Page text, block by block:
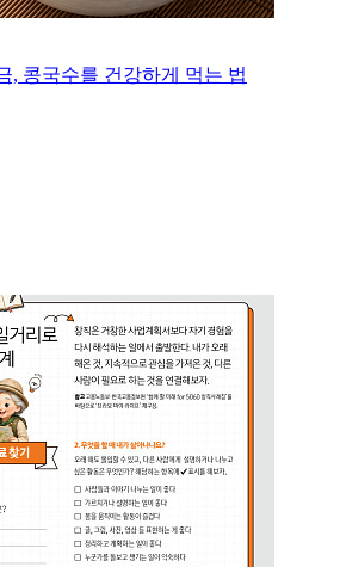
, 콩국수를 건강하게 먹는 법